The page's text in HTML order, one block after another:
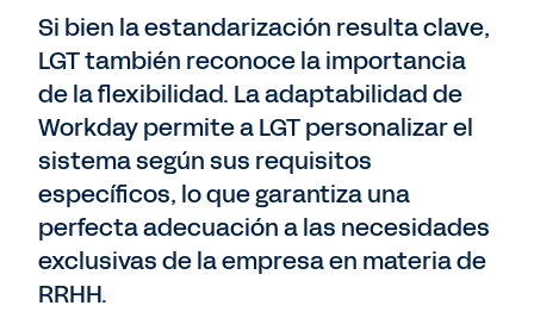
Si bien la estandarización resulta clave,
LGT también reconoce la importancia
de la flexibilidad. La adaptabilidad de
Workday permite a LGT personalizar el
sistema según sus requisitos
específicos, lo que garantiza una
perfecta adecuación a las necesidades
exclusivas de la empresa en materia de
RRHH.